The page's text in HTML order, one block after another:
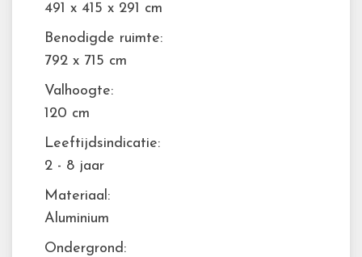
491 x 415 x 291 cm
Benodigde ruimte:
792 x 715 cm
Valhoogte:
120 cm
Leeftijdsindicatie:
2 - 8 jaar
Materiaal:
Aluminium
Ondergrond: